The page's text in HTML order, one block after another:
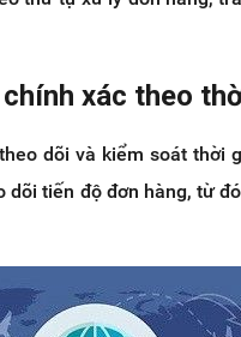
xác theo
dõi và kiểm soát thời
dõi tiến độ đơn hàng, từ